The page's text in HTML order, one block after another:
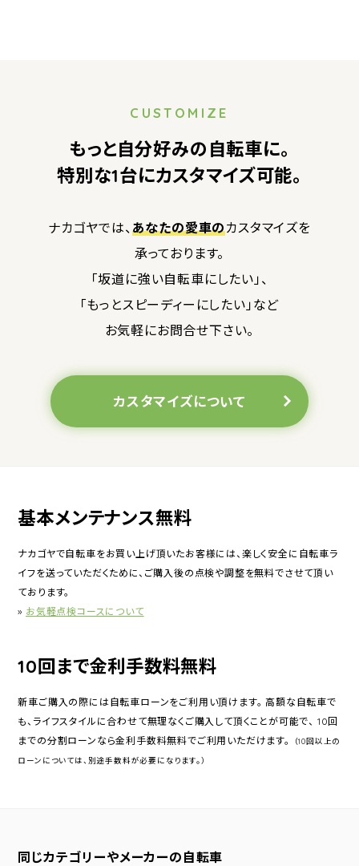
CUSTOMIZE
もっと自分好みの自転車に。
特別な1台にカスタマイズ可能。
ナカゴヤでは、 あなたの愛車のカスタマイズを
承っております。
「坂道に強い自転車にしたい」、
「もっとスピーディーにしたい」など
お気軽にお問合せ下さい。
カスタマイズについて
基本メンテナンス無料
ナカゴヤで自転車をお買い上げ頂いたお客様には、楽しく安全に自転車ラ
イフを送っていただくために、ご購入後の点検や調整を無料でさせて頂い
ております。
» お気軽点検コースについて
10回まで金利手数料無料
新車ご購入の際には自転車ローンをご利用い頂けます。 高額な自転車で
も、ライフスタイルに合わせて無理なくご購入して頂くことが可能で、 10回
までの分割ローンなら金利手数料無料でご利用いただけます。
（10回以上の
ローンについては、別途手数料が必要になります。）
同じカテゴリーやメーカーの自転車